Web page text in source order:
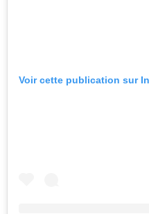
Voir cette publication sur